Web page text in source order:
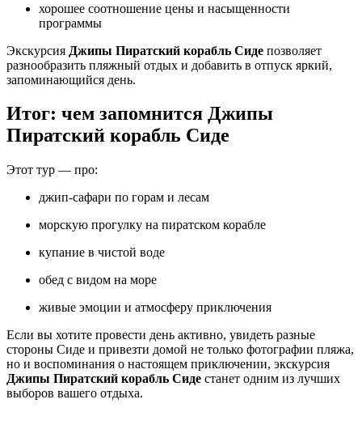
хорошее соотношение цены и насыщенности
программы
Экскурсия Джипы Пиратский корабль Сиде позволяет
разнообразить пляжный отдых и добавить в отпуск яркий,
запоминающийся день.
Итог: чем запомнится Джипы
Пиратский корабль Сиде
Этот тур — про:
джип‑сафари по горам и лесам
морскую прогулку на пиратском корабле
купание в чистой воде
обед с видом на море
живые эмоции и атмосферу приключения
Если вы хотите провести день активно, увидеть разные
стороны Сиде и привезти домой не только фотографии пляжа,
но и воспоминания о настоящем приключении, экскурсия
Джипы Пиратский корабль Сиде станет одним из лучших
выборов вашего отдыха.